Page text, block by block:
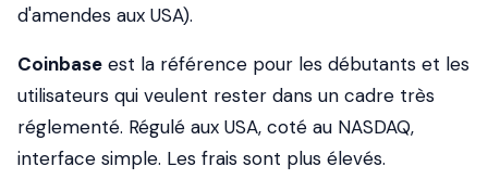
d'amendes aux USA).
Coinbase est la référence pour les débutants et les
utilisateurs qui veulent rester dans un cadre très
réglementé. Régulé aux USA, coté au NASDAQ,
interface simple. Les frais sont plus élevés.